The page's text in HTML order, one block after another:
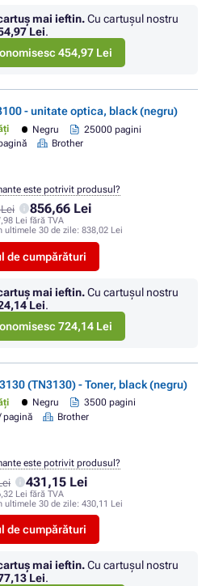
mai ieftin.Cu cartuşul nostru
Lei.
454,97 Lei
- unitate optica, black (negru)
Negru
25000 pagini
Brother
856,66 Lei
Lei fără TVA
ultimele 30 de zile: 838,02 Lei
de cumpărături
este potrivit produsul?
mai ieftin.Cu cartuşul nostru
Lei.
724,14 Lei
(TN3130) - Toner, black (negru)
Negru
3500 pagini
pagină
Brother
431,15 Lei
Lei fără TVA
ultimele 30 de zile: 430,11 Lei
de cumpărături
este potrivit produsul?
mai ieftin.Cu cartuşul nostru
Lei.